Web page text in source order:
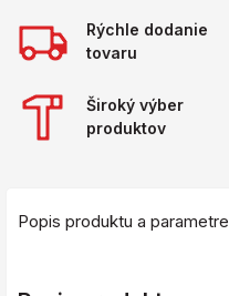
Rýchle dodanie
tovaru
Široký výber
produktov
Popis produktu a parametre